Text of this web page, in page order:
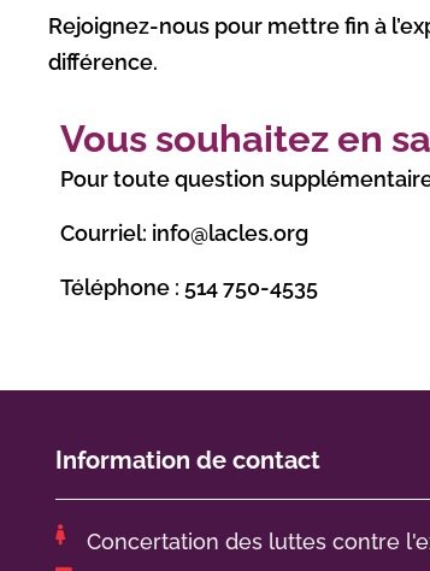
Rejoignez-nous pour mettre fin à
différence.
Vous souhaitez en
Pour toute question
Courriel: info@lacles.org
Téléphone : 514 750-4535
Information de contact
Concertation des luttes contre